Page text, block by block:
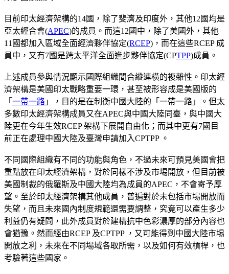
目前印太經濟架構的14國，除了斐濟及印度外，其他12國均是
亞太經合會(APEC)的成員。而這12國中，除了美國外，其他
11國都加入區域全面經濟夥伴協定(RCEP)，而在這些RCEP 成
員中，又有7國是跨太平洋全面進步夥伴協定(CPTPP)成員。
上述成員參與情況顯示國際組織間合縱連橫的複雜性。印太經
濟架構是美國印太戰略重要一環，甚至被形容成是美國版的
「 一帶一路 」，目的是在制衡中國大陸的「一帶一路」。但太
多數印太經濟架構成員又在APEC與中國大陸同臺，與中國大
陸更在今年生效RCEP 架構下展開自由化；而其中更有7國目
前正在處理中國大陸及臺灣申請加入CPTPP 。
不同國際組織有不同的功能與角色，不過未來可預見美國會把
重點放在印太經濟架構，對於同樣不涉及市埸開放，但目前被
美國制裁的俄羅斯及中國大陸均為成員的APEC，不會寄予厚
望。至於印太經濟架構其他成員，普遍對於未包括市場開放而
失望，而且未來國內制度規範還需要調整，究竟可以產生多少
利益仍有疑問，此外成員對於建構抗中色彩濃厚的部分內容也
會猶豫。然而經由RCEP 及CPTPP ，又可能得到中國大陸市埸
開放之利，未來在不同場域各取所需，以及如何有效槓桿，也
考驗著這些國家。